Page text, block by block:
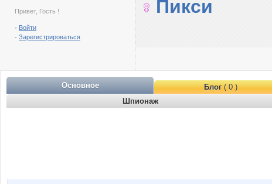
Привет, Гость !
- Войти
- Зарегистрироваться
Пикси
Основное Блог( 0 )
Шпионаж